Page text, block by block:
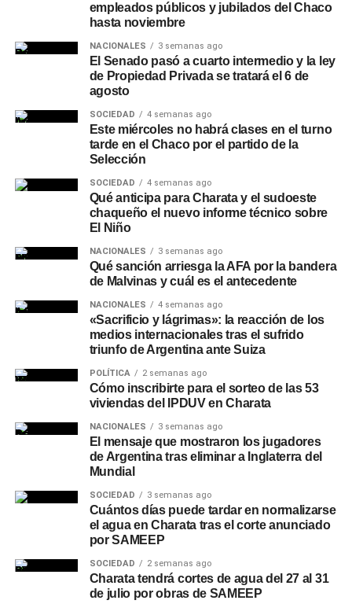
empleados públicos y jubilados del Chaco
hasta noviembre
NACIONALES 3 semanas ago
El Senado pasó a cuarto intermedio y la ley
de Propiedad Privada se tratará el 6 de
agosto
SOCIEDAD 4 semanas ago
Este miércoles no habrá clases en el turno
tarde en el Chaco por el partido de la
Selección
SOCIEDAD 4 semanas ago
Qué anticipa para Charata y el sudoeste
chaqueño el nuevo informe técnico sobre
El Niño
NACIONALES 3 semanas ago
Qué sanción arriesga la AFA por la bandera
de Malvinas y cuál es el antecedente
NACIONALES 4 semanas ago
«Sacrificio y lágrimas»: la reacción de los
medios internacionales tras el sufrido
triunfo de Argentina ante Suiza
POLÍTICA 2 semanas ago
Cómo inscribirte para el sorteo de las 53
viviendas del IPDUV en Charata
NACIONALES 3 semanas ago
El mensaje que mostraron los jugadores
de Argentina tras eliminar a Inglaterra del
Mundial
SOCIEDAD 3 semanas ago
Cuántos días puede tardar en normalizarse
el agua en Charata tras el corte anunciado
por SAMEEP
SOCIEDAD 2 semanas ago
Charata tendrá cortes de agua del 27 al 31
de julio por obras de SAMEEP